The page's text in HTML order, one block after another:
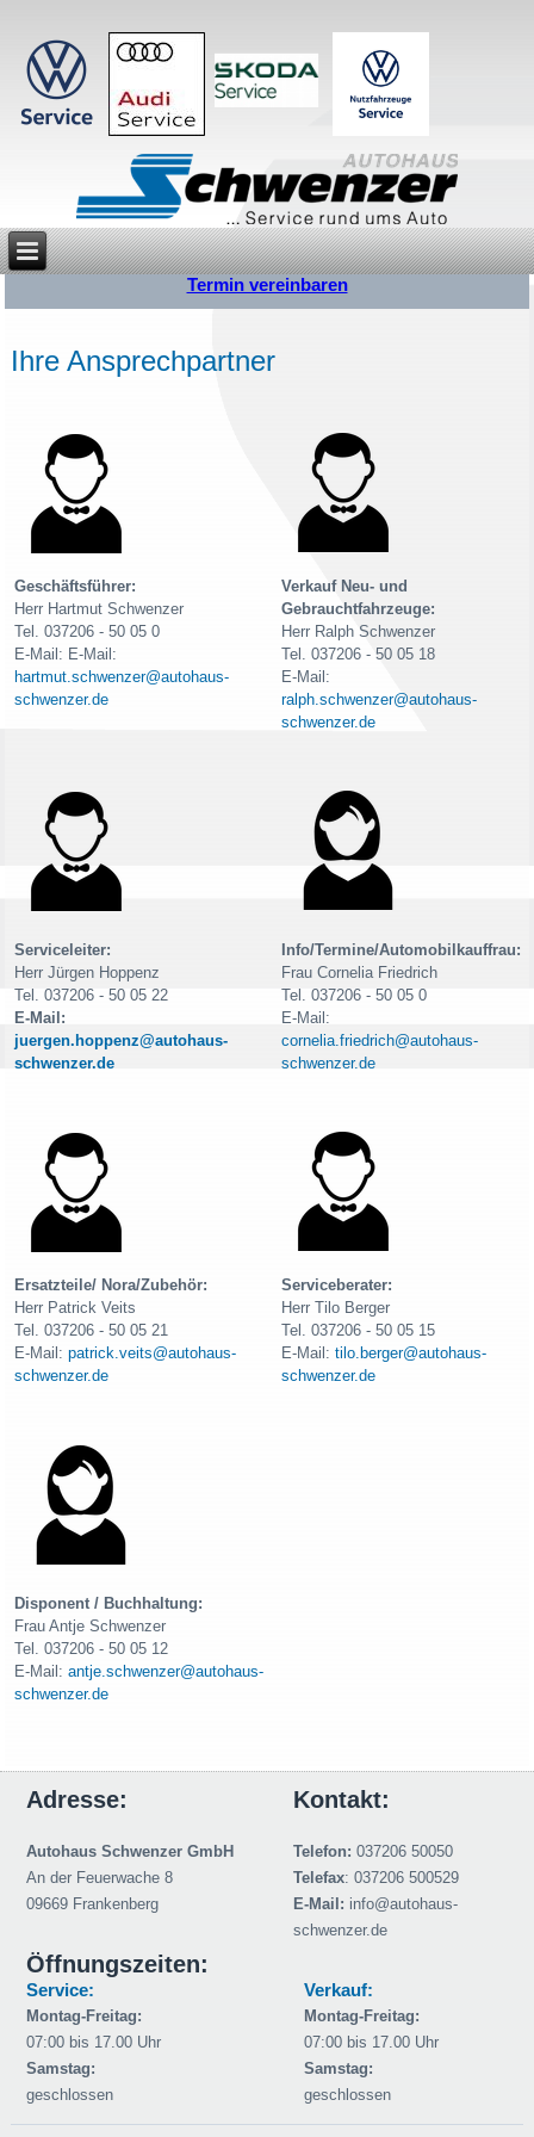
Termin vereinbaren
Ihre Ansprechpartner
Geschäftsführer:
Herr Hartmut Schwenzer
Tel. 037206 - 50 05 0
E-Mail: E-Mail:
hartmut.schwenzer@autohaus-
schwenzer.de
Verkauf Neu- und
Gebrauchtfahrzeuge:
Herr Ralph Schwenzer
Tel. 037206 - 50 05 18
E-Mail:
ralph.schwenzer@autohaus-
schwenzer.de
Serviceleiter:
Herr Jürgen Hoppenz
Tel. 037206 - 50 05 22
E-Mail:
juergen.hoppenz@autohaus-
schwenzer.de
Info/Termine/Automobilkauffrau:
Frau Cornelia Friedrich
Tel. 037206 - 50 05 0
E-Mail:
cornelia.friedrich@autohaus-
schwenzer.de
Ersatzteile/ Nora/Zubehör:
Herr Patrick Veits
Tel. 037206 - 50 05 21
E-Mail:patrick.veits@autohaus-
schwenzer.de
Serviceberater:
Herr Tilo Berger
Tel. 037206 - 50 05 15
E-Mail:tilo.berger@autohaus-
schwenzer.de
Disponent / Buchhaltung:
Frau Antje Schwenzer
Tel. 037206 - 50 05 12
E-Mail:antje.schwenzer@autohaus-
schwenzer.de
Adresse:
Autohaus Schwenzer GmbH
An der Feuerwache 8
09669 Frankenberg
Kontakt:
Telefon: 037206 50050
Telefax: 037206 500529
E-Mail: info@autohaus-
schwenzer.de
Öffnungszeiten:
Service:
Montag-Freitag:
07:00 bis 17.00 Uhr
Samstag:
geschlossen
Verkauf:
Montag-Freitag:
07:00 bis 17.00 Uhr
Samstag:
geschlossen